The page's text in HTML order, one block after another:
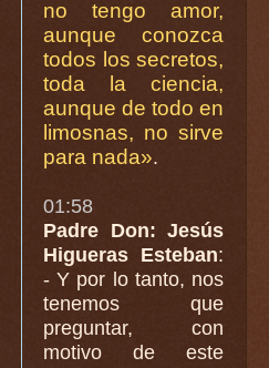
no tengo amor,
aunque conozca
todos los secretos,
toda la ciencia,
aunque de todo en
limosnas, no sirve
para nada».
01:58
Padre Don: Jesús
Higueras Esteban:
- Y por lo tanto, nos
tenemos que
preguntar, con
motivo de este